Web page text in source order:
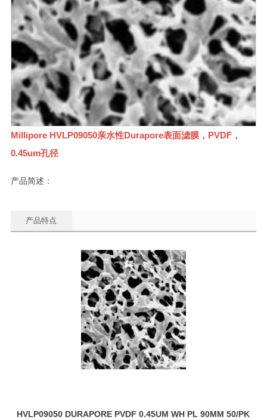
Millipore HVLP09050亲水性Durapore表面滤膜，PVDF，
0.45um孔径
产品简述：
产品特点
HVLP09050 DURAPORE PVDF 0.45UM WH PL 90MM 50/PK